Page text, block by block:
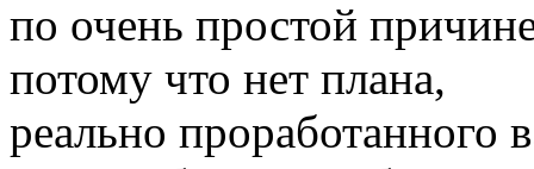
по очень простой
потому что нет плана,
реально проработанного в